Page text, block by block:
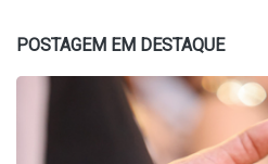
POSTAGEM EM DESTAQUE